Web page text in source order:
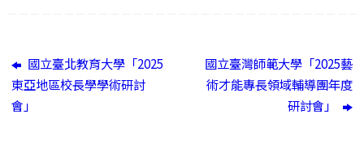
國立臺北教育大學「2025
東亞地區校長學學術研討
會」
國立臺灣師範大學「2025藝
術才能專長領域輔導團年度
研討會」